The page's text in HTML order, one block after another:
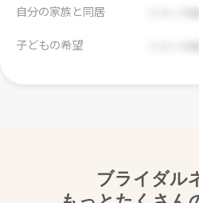
自分の家族と同居
子どもの希望
ブライダル